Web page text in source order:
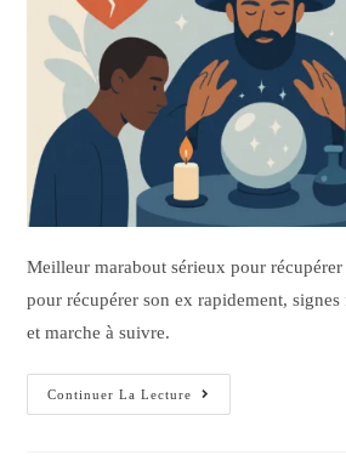
Meilleur marabout sérieux pour
pour récupérer son ex rapidement,
et marche à suivre.
Continuer La Lecture